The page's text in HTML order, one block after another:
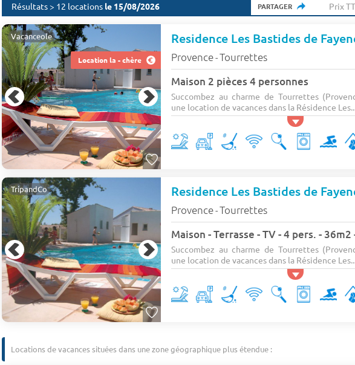
Résultats > 12 locations le 15/08/2026 PARTAGER Prix
Location la - chère
Vacanceole Residence Les Bastides de
Provence-Tourrettes
Maison 2 pièces 4 personnes
Succombez au charme de Tourrettes
une location de vacances dans la Résidence
TripandCo Residence Les Bastides de
Provence-Tourrettes
Succombez au charme de Tourrettes
une location de vacances dans la Résidence
Locations de vacances situées dans une zone géographique plus étendue :